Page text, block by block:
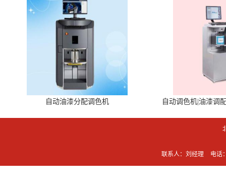
自动油漆分配调色机 自动调色机|油漆调
联系人：刘经理 电话